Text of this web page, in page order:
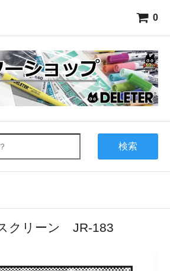
0
検索
クリーン JR-183